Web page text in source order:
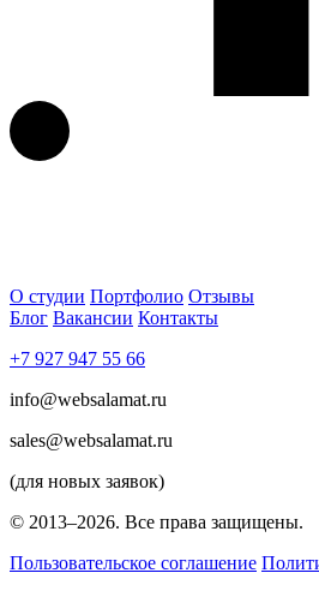
О студии Портфолио Отзывы
Блог Вакансии Контакты
+7 927 947 55 66
info@websalamat.ru
sales@websalamat.ru
(для новых заявок)
© 2013–2026. Все права защищены.
Пользовательское соглашение